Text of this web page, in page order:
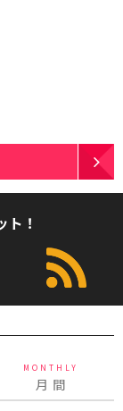
！
MONTHLY
月 間